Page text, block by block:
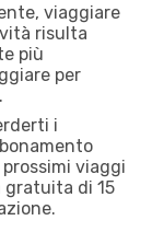
viaggiare
risulta
più
per
i
viaggi
gratuita di 15